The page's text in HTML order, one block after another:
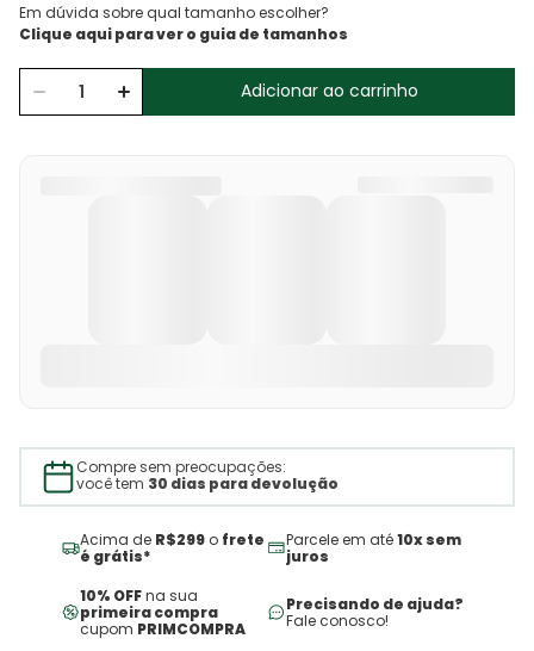
Em dúvida sobre qual tamanho escolher?
Adicionar ao carrinho
Compre sem preocupações:
você tem 30 dias para devolução
Acima de R$299 o frete
é grátis*
Parcele em até10x sem
juros
10% OFFna sua
primeira compra
cupom PRIMCOMPRA
Precisando de ajuda?
Fale conosco!